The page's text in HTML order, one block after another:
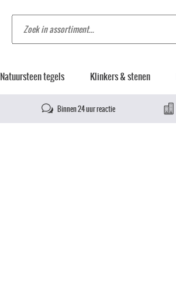
Natuursteen tegels Klinkers & stenen
Binnen 24 uur reactie